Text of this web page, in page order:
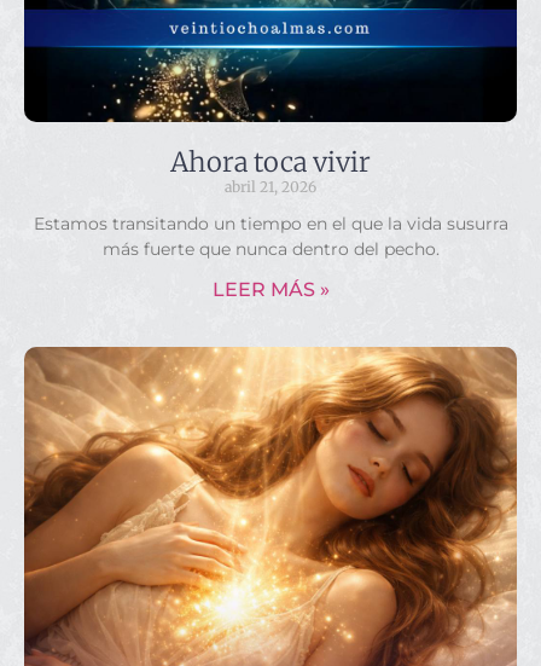
Ahora toca vivir
abril 21, 2026
Estamos transitando un tiempo en el que la vida susurra
más fuerte que nunca dentro del pecho.
LEER MÁS »